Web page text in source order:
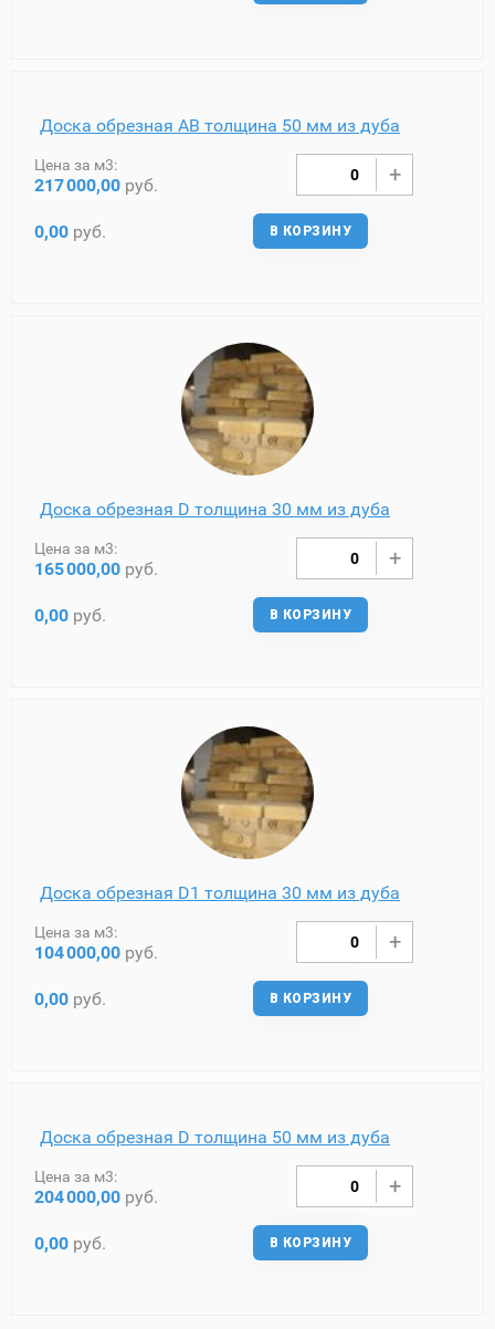
Доска обрезная AB толщина 50 мм из дуба
Цена за м3:
217000,00 руб.
0,00 руб. В КОРЗИНУ
Доска обрезная D толщина 30 мм из дуба
Цена за м3:
165000,00 руб.
0,00 руб. В КОРЗИНУ
Доска обрезная D1 толщина 30 мм из дуба
Цена за м3:
104000,00 руб.
0,00 руб. В КОРЗИНУ
Доска обрезная D толщина 50 мм из дуба
Цена за м3:
204000,00 руб.
0,00 руб. В КОРЗИНУ